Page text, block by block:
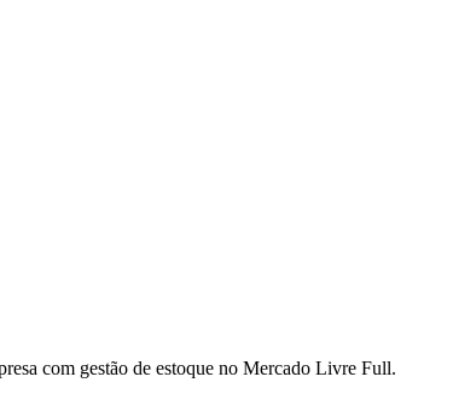
com gestão de estoque no Mercado Livre Full.